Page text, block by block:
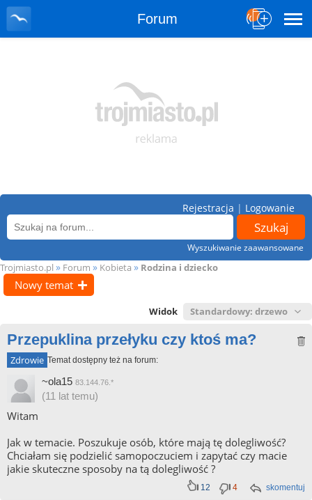
Forum
Wyszukiwanie zaawansowane
Rejestracja | Logowanie
Trojmiasto.pl » Forum » Kobieta » Rodzina i dziecko
Nowy temat
Widok
Przepuklina przełyku czy ktoś ma?
Zdrowie Temat dostępny też na forum:
~ola15 83.144.76.*
(11 lat temu)
Witam
Jak w temacie. Poszukuje osób, które mają tę dolegliwość?
Chciałam się podzielić samopoczuciem i zapytać czy macie
jakie skuteczne sposoby na tą dolegliwość ?
skomentuj
12 4